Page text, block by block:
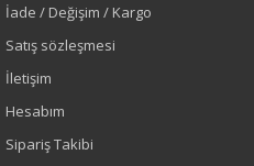
Yaş Grubu
Yetişkin
İade / Değişim / Kargo
Satış sözleşmesi
İletişim
Hesabım
Sipariş Takibi